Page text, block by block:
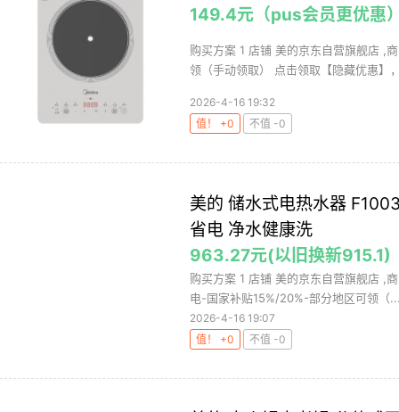
149.4元（pus会员更优惠
购买方案 1 店铺 美的京东自营旗舰店 ,
领（手动领取） 点击领取【隐藏优惠】
2026-4-16 19:32
值！ +0
不值 -0
美的 储水式电热水器
省电 净水健康洗
963.27元(以旧换新915.1)
购买方案 1 店铺 美的京东自营旗舰店 ,
电-国家补贴15%/20%-部分地区可领（
2026-4-16 19:07
值！ +0
不值 -0